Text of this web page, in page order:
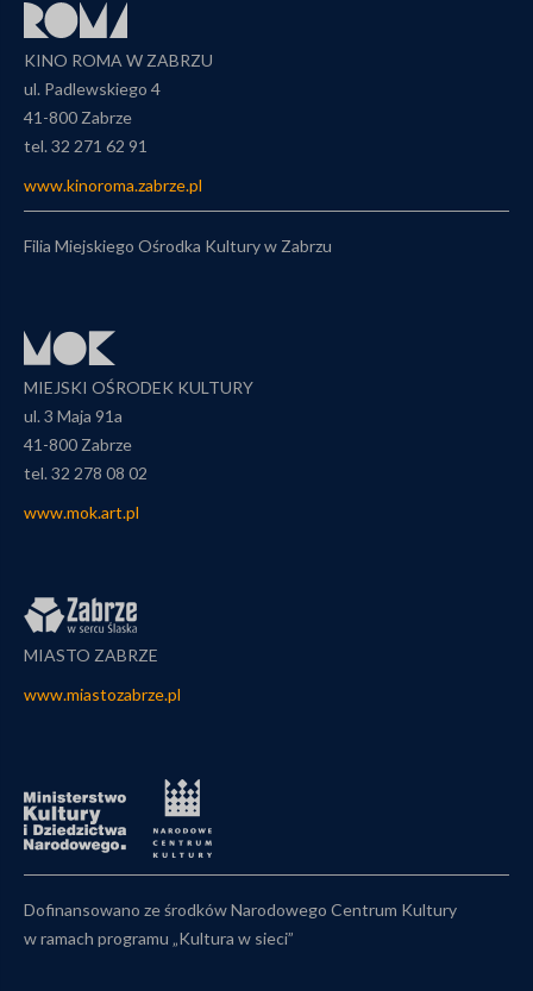
KINO ROMA W ZABRZU
ul. Padlewskiego 4
41-800 Zabrze
tel. 32 271 62 91
www.kinoroma.zabrze.pl
Filia Miejskiego Ośrodka Kultury w Zabrzu
MIEJSKI OŚRODEK KULTURY
ul. 3 Maja 91a
41-800 Zabrze
tel. 32 278 08 02
www.mok.art.pl
MIASTO ZABRZE
www.miastozabrze.pl
Dofinansowano ze środków Narodowego Centrum Kultury
w ramach programu „Kultura w sieci”